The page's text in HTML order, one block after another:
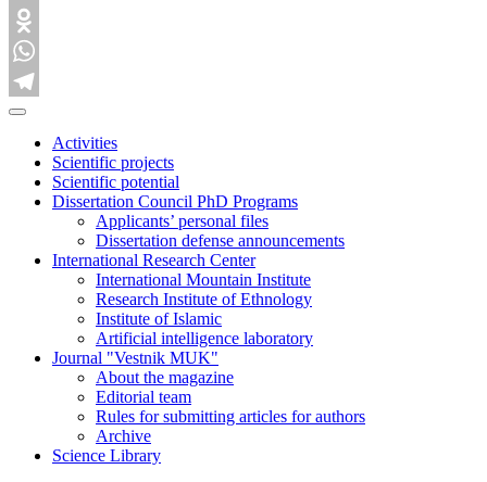
VK
Odnoklassniki
WhatsApp
Telegram
Activities
Scientific projects
Scientific potential
Dissertation Council PhD Programs
Applicants’ personal files
Dissertation defense announcements
International Research Center
International Mountain Institute
Research Institute of Ethnology
Institute of Islamic
Artificial intelligence laboratory
Journal "Vestnik MUK"
About the magazine
Editorial team
Rules for submitting articles for authors
Archive
Science Library